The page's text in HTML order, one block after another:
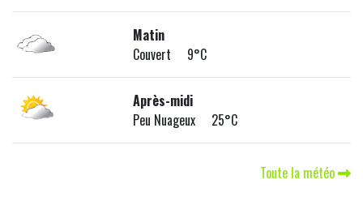
Matin
Couvert 9°C
Après-midi
Peu Nuageux 25°C
Toute la météo